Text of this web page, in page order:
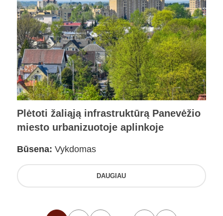
Plėtoti žaliąją infrastruktūrą Panevėžio
miesto urbanizuotoje aplinkoje
Būsena: Vykdomas
DAUGIAU